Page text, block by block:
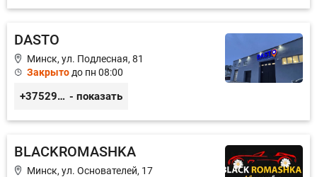
DASTO
Минск, ул. Подлесная, 81
Закрытодо пн 08:00
+375296606560 - показать
BLACKROMASHKA
Минск, ул. Основателей, 17